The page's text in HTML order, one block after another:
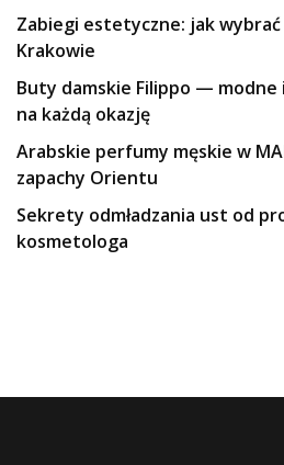
Zabiegi estetyczne: jak
Krakowie
Buty damskie Filippo —
na każdą okazję
Arabskie perfumy męskie w
zapachy Orientu
Sekrety odmładzania ust od
kosmetologa